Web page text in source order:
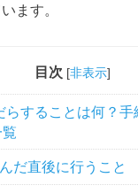
ます。
目次 [非表示]
らすることは何？手
だ直後に行うこと